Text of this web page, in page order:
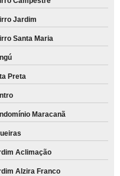
Jardim
Santa Maria
Preta
Maracanã
Aclimação
Alzira Franco